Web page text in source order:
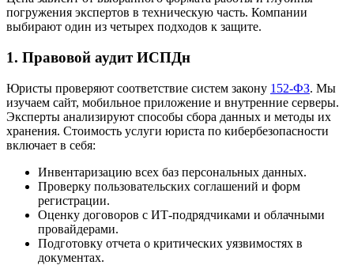
погружения экспертов в техническую часть. Компании
выбирают один из четырех подходов к защите.
1. Правовой аудит ИСПДн
Юристы проверяют соответствие систем закону 152-ФЗ. Мы
изучаем сайт, мобильное приложение и внутренние серверы.
Эксперты анализируют способы сбора данных и методы их
хранения. Стоимость услуги юриста по кибербезопасности
включает в себя:
Инвентаризацию всех баз персональных данных.
Проверку пользовательских соглашений и форм
регистрации.
Оценку договоров с ИТ-подрядчиками и облачными
провайдерами.
Подготовку отчета о критических уязвимостях в
документах.